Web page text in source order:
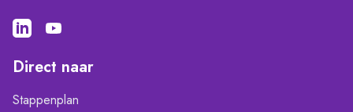
Direct naar
Stappenplan